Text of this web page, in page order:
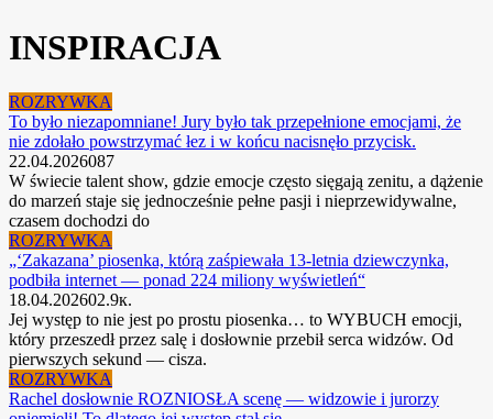
INSPIRACJA
ROZRYWKA
To było niezapomniane! Jury było tak przepełnione emocjami, że
nie zdołało powstrzymać łez i w końcu nacisnęło przycisk.
22.04.2026087
W świecie talent show, gdzie emocje często sięgają zenitu, a dążenie
do marzeń staje się jednocześnie pełne pasji i nieprzewidywalne,
czasem dochodzi do
ROZRYWKA
„‘Zakazana’ piosenka, którą zaśpiewała 13-letnia dziewczynka,
podbiła internet — ponad 224 miliony wyświetleń“
18.04.202602.9к.
Jej występ to nie jest po prostu piosenka… to WYBUCH emocji,
który przeszedł przez salę i dosłownie przebił serca widzów. Od
pierwszych sekund — cisza.
ROZRYWKA
Rachel dosłownie ROZNIOSŁA scenę — widzowie i jurorzy